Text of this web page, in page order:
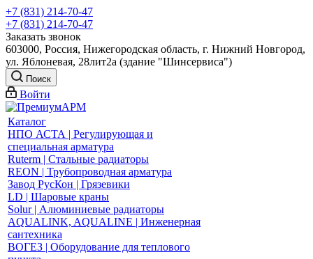
+7 (831) 214-70-47
+7 (831) 214-70-47
Заказать звонок
603000, Россия, Нижегородская область, г. Нижний Новгород,
ул. Яблоневая, 28лит2а (здание "Шинсервиса")
Поиск
Войти
Каталог
НПО АСТА | Регулирующая и
специальная арматура
Ruterm | Стальные радиаторы
REON | Трубопроводная арматура
Завод РусКон | Грязевики
LD | Шаровые краны
Solur | Алюминиевые радиаторы
AQUALINK, AQUALINE | Инженерная
сантехника
ВОГЕЗ | Оборудование для теплового